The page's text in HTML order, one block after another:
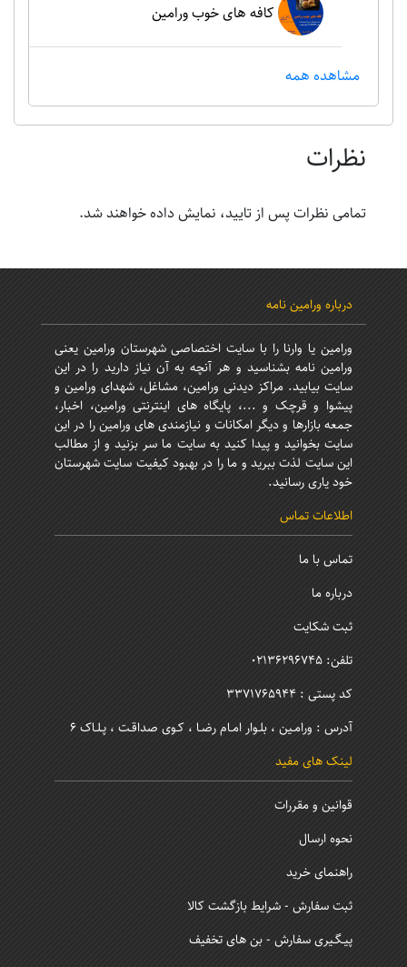
کافه های خوب ورامین
مشاهده همه
نظرات
تمامی نظرات پس از تایید، نمایش داده خواهند شد.
درباره ورامین نامه
ورامین یا وارنا را با سایت اختصاصی شهرستان ورامین یعنی
ورامین نامه بشناسید و هر آنچه به آن نیاز دارید را در این
سایت بیابید. مراکز دیدنی ورامین، مشاغل، شهدای ورامین و
پیشوا و قرچک و ...، پایگاه های اینترنتی ورامین، اخبار،
جمعه بازارها و دیگر امکانات و نیازمندی های ورامین را در این
سایت بخوانید و پیدا کنید به سایت ما سر بزنید و از مطالب
این سایت لذت ببرید و ما را در بهبود کیفیت سایت شهرستان
خود یاری رسانید.
اطلاعات تماس
تماس با ما
درباره ما
ثبت شکایت
تلفن: 02136296745
کد پستی : 3371765944
آدرس : ورامـین ، بلـوار امـام رضـا ، کـوی صداقـت ، پـلـاک 6
لینک های مفید
قوانین و مقررات
نحوه ارسال
راهنمای خرید
ثبت سفارش - شرایط بازگشت کالا
پیـگـیری سفارش - بن های تخفیف